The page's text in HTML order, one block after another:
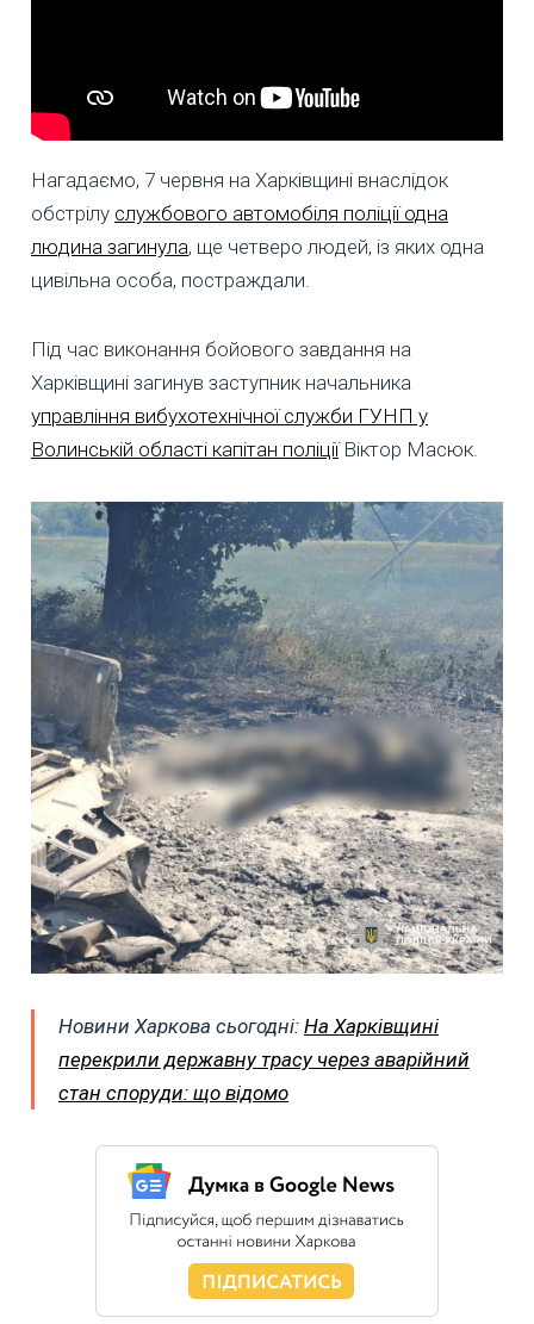
Нагадаємо, 7 червня на Харківщині внаслідок
обстрілу службового автомобіля поліції одна
людина загинула, ще четверо людей, із яких одна
цивільна особа, постраждали.
Під час виконання бойового завдання на
Харківщині загинув заступник начальника
управління вибухотехнічної служби ГУНП у
Волинській області капітан поліціїВіктор Масюк.
Новини Харкова сьогодні: На Харківщині
перекрили державну трасу через аварійний
стан споруди: що відомо